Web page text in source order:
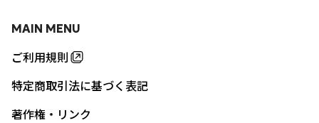
MAIN MENU
ご利用規則
特定商取引法に基づく表記
著作権・リンク